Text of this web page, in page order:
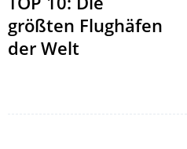
größten Flughäfen
der Welt